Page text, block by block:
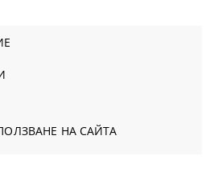
НА САЙТА